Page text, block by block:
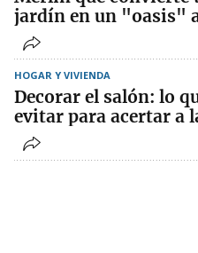
jardín en un "oasis"
HOGAR Y VIVIENDA
Decorar el salón: lo
evitar para acertar a